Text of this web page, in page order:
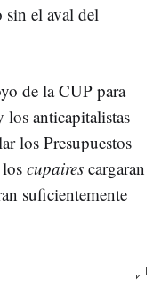
sin el aval del
de la CUP para
los anticapitalistas
los Presupuestos
cupaires cargaran
suficientemente